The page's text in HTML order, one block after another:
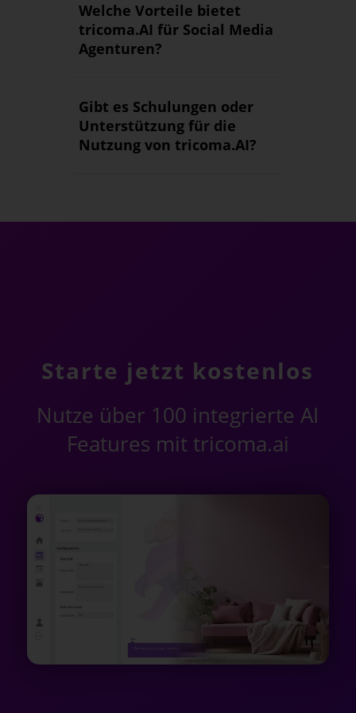
Welche Vorteile bietet
tricoma.AI für Social Media
Agenturen?
Gibt es Schulungen oder
Unterstützung für die
Nutzung von tricoma.AI?
Starte jetzt kostenlos
Nutze über 100 integrierte AI
Features mit tricoma.ai